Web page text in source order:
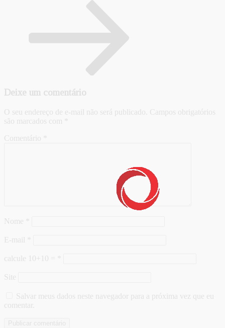
Deixe um comentário
O seu endereço de e-mail não será publicado. Campos obrigatórios
são marcados com
Comentário
Nome
E-mail
calcule 10+10 =
Site
Salvar meus dados neste navegador para a próxima vez que eu
comentar.